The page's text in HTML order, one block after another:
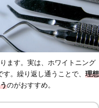
ます。実は、ホワイトニング
す。繰り返し通うことで、 理想
のがおすすめ。